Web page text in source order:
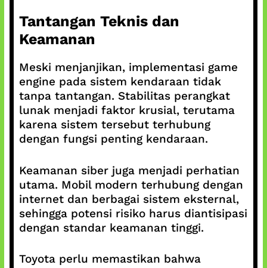
Tantangan Teknis dan
Keamanan
Meski menjanjikan, implementasi game
engine pada sistem kendaraan tidak
tanpa tantangan. Stabilitas perangkat
lunak menjadi faktor krusial, terutama
karena sistem tersebut terhubung
dengan fungsi penting kendaraan.
Keamanan siber juga menjadi perhatian
utama. Mobil modern terhubung dengan
internet dan berbagai sistem eksternal,
sehingga potensi risiko harus diantisipasi
dengan standar keamanan tinggi.
Toyota perlu memastikan bahwa